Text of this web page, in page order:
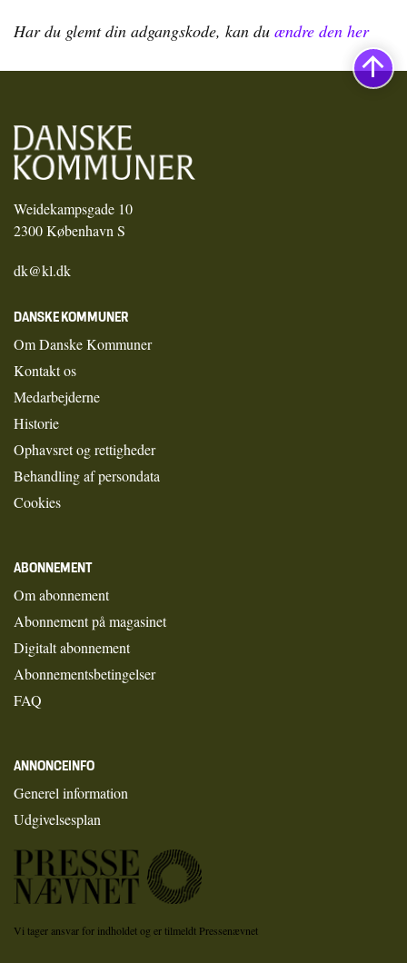
Har du glemt din adgangskode, kan du ændre den her
Weidekampsgade 10
2300 København S
dk@kl.dk
DANSKE KOMMUNER
Om Danske Kommuner
Kontakt os
Medarbejderne
Historie
Ophavsret og rettigheder
Behandling af persondata
Cookies
ABONNEMENT
Om abonnement
Abonnement på magasinet
Digitalt abonnement
Abonnementsbetingelser
FAQ
ANNONCEINFO
Generel information
Udgivelsesplan
Vi tager ansvar for indholdet og er tilmeldt Pressenævnet